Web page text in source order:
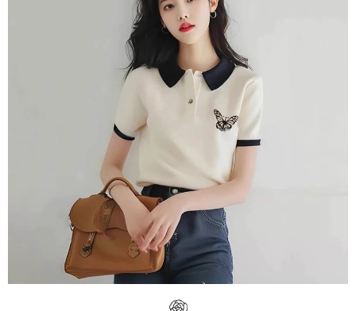
１．透過由恩沛科技股份有限公司提供之「AFTEE先享後付」服務完成之交
易，需依本服務之必要範圍內提供個人資料，並將交易相關給付款項請求債
權轉讓予恩沛科技股份有限公司。
２．關於個人資料處理事宜，請瀏覽以下網址：
https://aftee.tw/terms/#terms3
３．未成年的使用者請事先徵得法定代理人或監護人之同意方可使用
「AFTEE先享後付」，若未經同意申辦者引起之損失，本公司不負相關責
４．使用「AFTEE先享後付」時，將依據個別帳號之用戶狀況，依本公司即
時審查核予不同之上限額度；若仍有額度不足之情形，本公司將視審查結果
請求用戶進行身份認證。
５．嚴禁一人註冊多個帳號或使用他人資訊註冊。若發現惡意使用之情形，
恩沛科技股份有限公司將有權停止該用戶之使用額度並採取法律行動。
每筆NT$80，滿NT$699(含以上)免運費
每筆NT$80，滿NT$699(含以上)免運費
每筆NT$70，滿NT$699(含以上)免運費
每筆NT$90，滿NT$699(含以上)免運費
國家/地區配送